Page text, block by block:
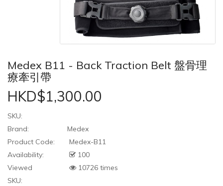
Medex B11 - Back Traction Belt 盤骨理
療牽引帶
HKD$1,300.00
SKU:
Brand:
Medex
Product Code:
Medex-B11
Availability:
100
Viewed
10726 times
SKU: